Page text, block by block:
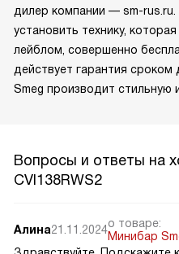
дилер компании — sm-
установить технику,
лейблом, совершенно
действует гарантия
Smeg производит стильную
Вопросы и ответы на
CVI138RWS2
Алина21.11.2024о товаре:
Минибар